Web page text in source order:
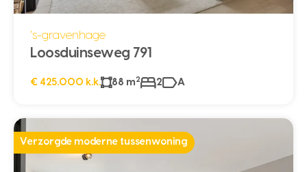
's-gravenhage
Loosduinseweg 791
€ 425.000 k.k. 88 m2 2 A
Verzorgde moderne tussenwoning